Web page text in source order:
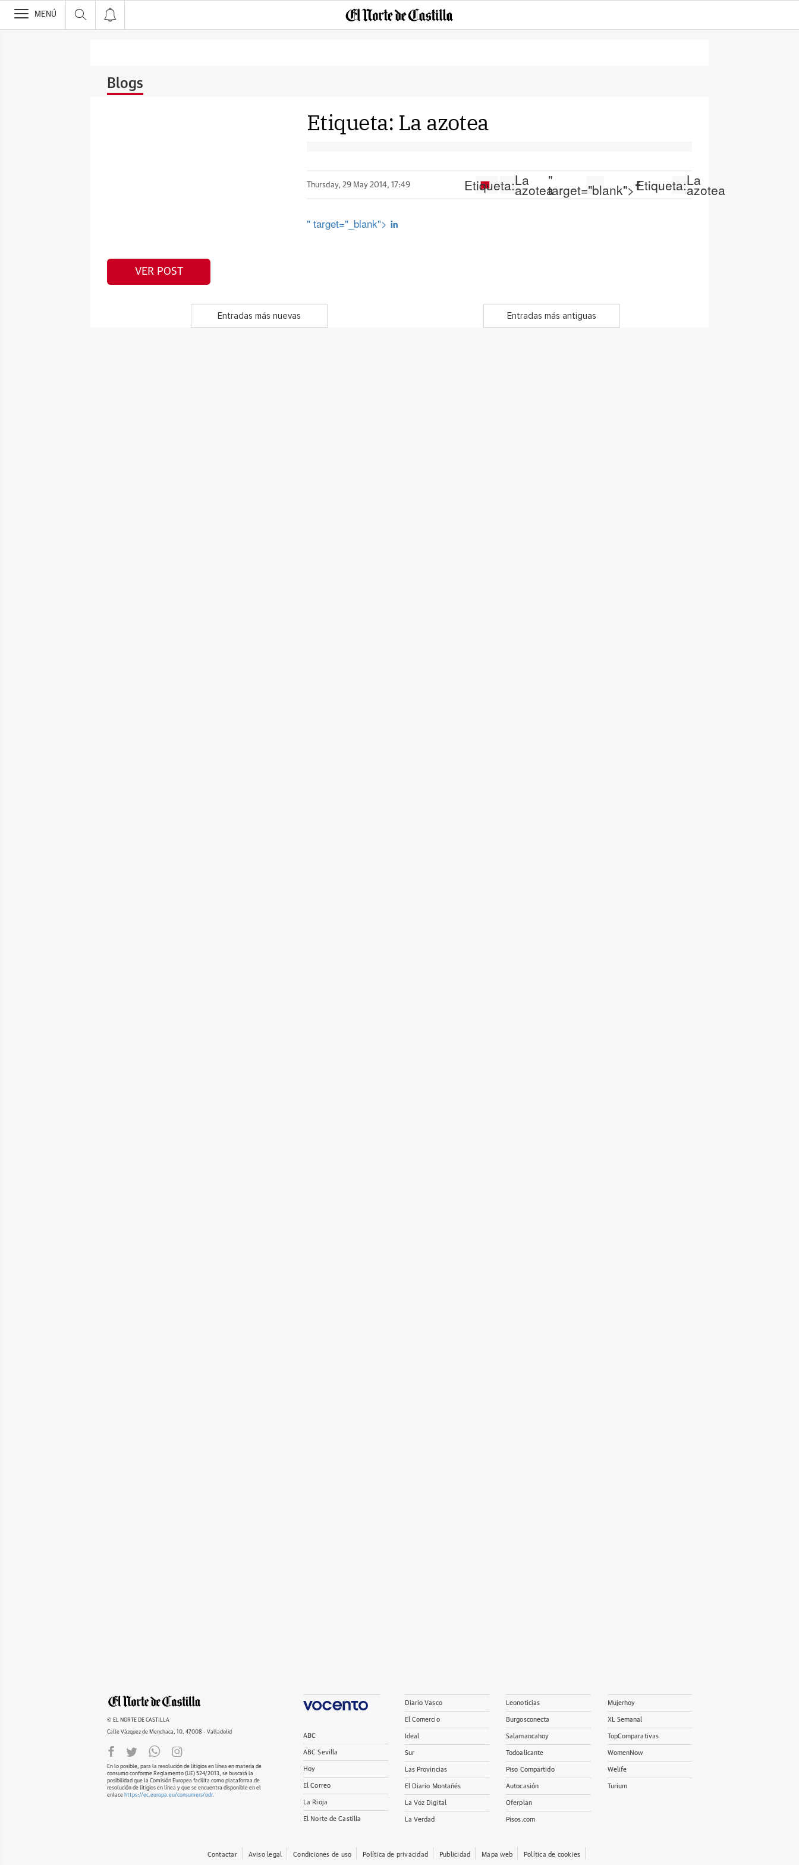
>
MENÚ
Blogs
Etiqueta: La azotea
Thursday, 29 May 2014, 17:49 Etiqueta:La
azotea
"
target="blank">Etiqueta:La
azotea
" target="_blank">
VER POST
Entradas más nuevas Entradas más antiguas
© EL NORTE DE CASTILLA
Calle Vázquez de Menchaca, 10, 47008 - Valladolid
En lo posible, para la resolución de litigios en línea en materia de
consumo conforme Reglamento (UE) 524/2013, se buscará la
posibilidad que la Comisión Europea facilita como plataforma de
resolución de litigios en línea y que se encuentra disponible en el
enlace https://ec.europa.eu/consumers/odr.
ABC
ABC Sevilla
Hoy
El Correo
La Rioja
El Norte de Castilla
Diario Vasco
El Comercio
Ideal
Sur
Las Provincias
El Diario Montañés
La Voz Digital
La Verdad
Leonoticias
Burgosconecta
Salamancahoy
Todoalicante
Piso Compartido
Autocasión
Oferplan
Pisos.com
Mujerhoy
XL Semanal
TopComparativas
WomenNow
Welife
Turium
Contactar Aviso legal Condiciones de uso Política de privacidad Publicidad Mapa web Política de cookies